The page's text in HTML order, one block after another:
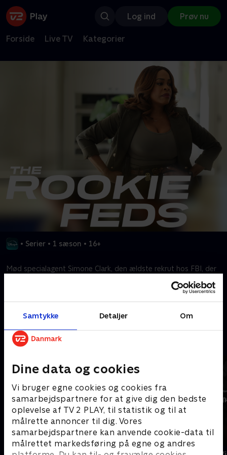
Samtykke Detaljer Om
Dine data og cookies
Vi bruger egne cookies og cookies fra
samarbejdspartnere for at give dig den bedste
oplevelse af TV 2 PLAY, til statistik og til at
målrette annoncer til dig. Vores
samarbejdspartnere kan anvende cookie-data til
målrettet markedsføring på egne og andres
Log ind Prøv nu
Forside Live TV Kategorier
• Serier • 1 sæson • 16+
Mød specialagent Simone Clark, den ældste rekrut hos FBI, der
Mere indhold fra Disney+